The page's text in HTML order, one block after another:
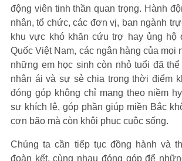
động viên tinh thần quan trọng. Hành
nhân, tổ chức, các đơn vị, ban ngành
khu vực khó khăn cứu trợ hay ủng hộ
Quốc Việt Nam, các ngân hàng của mọi
những em học sinh còn nhỏ tuổi đã
nhân ái và sự sẻ chia trong thời điểm
đóng góp không chỉ mang theo niềm
sự khích lệ, góp phần giúp miền Bắc
cơn bão mà còn khôi phục cuộc sống.
Chúng ta cần tiếp tục đồng hành và
đoàn kết, cùng nhau đóng góp để